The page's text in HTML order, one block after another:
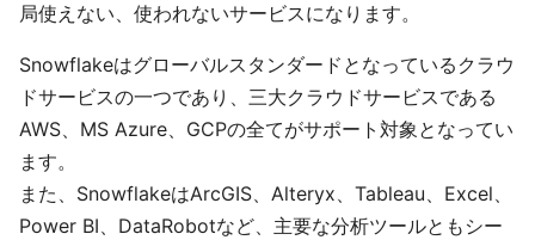
局使えない、使われないサービスになります。
Snowflakeはグローバルスタンダードとなっているクラウ
ドサービスの一つであり、三大クラウドサービスである
AWS、MS Azure、GCPの全てがサポート対象となってい
ます。
また、SnowflakeはArcGIS、Alteryx、Tableau、Excel、
Power BI、DataRobotなど、主要な分析ツールともシー